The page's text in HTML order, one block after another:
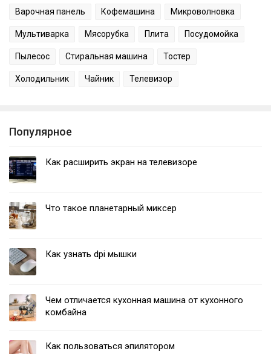
Варочная панель Кофемашина Микроволновка
Мультиварка Мясорубка Плита Посудомойка
Пылесос Стиральная машина Тостер
Холодильник Чайник Телевизор
Популярное
Как расширить экран на телевизоре
Что такое планетарный миксер
Как узнать dpi мышки
Чем отличается кухонная машина от кухонного
комбайна
Как пользоваться эпилятором